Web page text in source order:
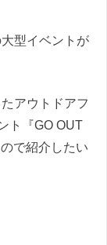
型イベントが
アウトドアフ
ト『GO OUT
で紹介したい